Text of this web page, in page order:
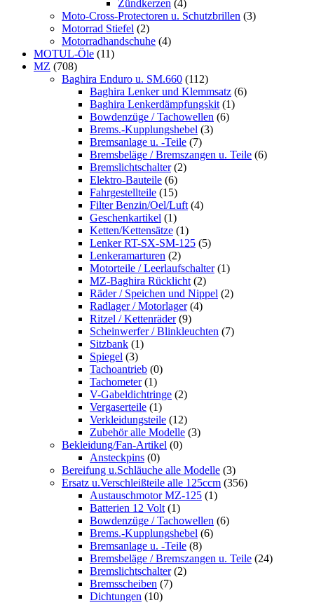
Zündkerzen (4)
Moto-Cross-Protectoren u. Schutzbrillen (3)
Motorrad Stiefel (2)
Motorradhandschuhe (4)
MOTUL-Öle (11)
MZ (708)
Baghira Enduro u. SM.660 (112)
Baghira Lenker und Klemmsatz (6)
Baghira Lenkerdämpfungskit (1)
Bowdenzüge / Tachowellen (6)
Brems.-Kupplungshebel (3)
Bremsanlage u. -Teile (7)
Bremsbeläge / Bremszangen u. Teile (6)
Bremslichtschalter (2)
Elektro-Bauteile (6)
Fahrgestellteile (15)
Filter Benzin/Oel/Luft (4)
Geschenkartikel (1)
Ketten/Kettensätze (1)
Lenker RT-SX-SM-125 (5)
Lenkeramarturen (2)
Motorteile / Leerlaufschalter (1)
MZ-Baghira Rücklicht (2)
Räder / Speichen und Nippel (2)
Radlager / Motorlager (4)
Ritzel / Kettenräder (9)
Scheinwerfer / Blinkleuchten (7)
Sitzbank (1)
Spiegel (3)
Tachoantrieb (0)
Tachometer (1)
V-Gabeldichtringe (2)
Vergaserteile (1)
Verkleidungsteile (12)
Zubehör alle Modelle (3)
Bekleidung/Fan-Artikel (0)
Ansteckpins (0)
Bereifung u.Schläuche alle Modelle (3)
Ersatz u.Verschleißteile alle 125ccm (356)
Austauschmotor MZ-125 (1)
Batterien 12 Volt (1)
Bowdenzüge / Tachowellen (6)
Brems.-Kupplungshebel (6)
Bremsanlage u. -Teile (8)
Bremsbeläge / Bremszangen u. Teile (24)
Bremslichtschalter (2)
Bremsscheiben (7)
Dichtungen (10)